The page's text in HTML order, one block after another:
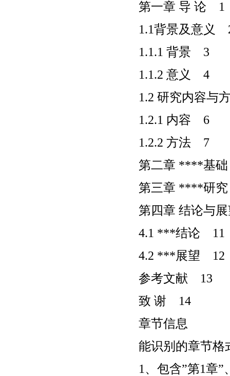
第一章 导 论 1
1.1背景及意义
1.1.1 背景 3
1.1.2 意义 4
1.2 研究内容与
1.2.1 内容 6
1.2.2 方法 7
第二章 ****基
第三章 ****研
第四章 结论与
4.1 ***结论 11
4.2 ***展望 12
参考文献 13
致 谢 14
章节信息
能识别的章节格
1、包含”第1章